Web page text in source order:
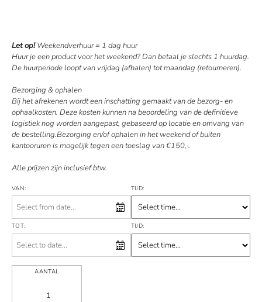
Let op!Weekendverhuur = 1 dag huur
Huur je een product voor het weekend? Dan betaal je slechts 1 huurdag.
De huurperiode loopt van vrijdag (afhalen) tot maandag (retourneren).
Bezorging & ophalen
Bij het afrekenen wordt een inschatting gemaakt van de bezorg- en
ophaalkosten. Deze kosten kunnen na beoordeling van de definitieve
logistiek nog worden aangepast, gebaseerd op locatie en omvang van
de bestelling.Bezorging en/of ophalen in het weekend of buiten
kantooruren is mogelijk tegen een toeslag van €150,-.
Alle prijzen zijn inclusief btw.
VAN: TIJD:
TOT: TIJD:
AANTAL